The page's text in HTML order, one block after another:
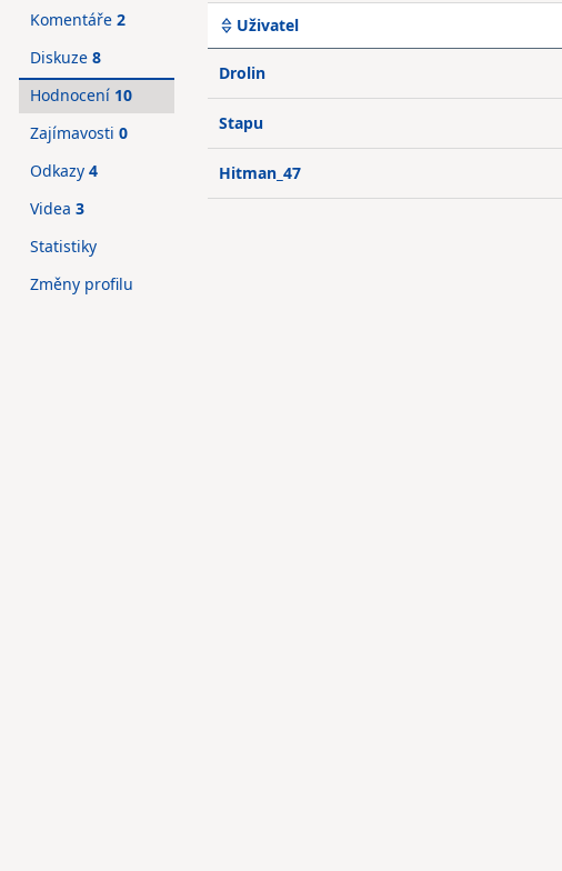
Uživatel
Drolin
Stapu
Hitman_47
Komentáře 2
Diskuze 8
Hodnocení 10
Zajímavosti 0
Odkazy 4
Videa 3
Statistiky
Změny profilu